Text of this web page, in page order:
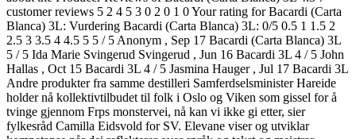
customer reviews 5 2 4 5 3 0 2 0 1 0 Your rating for Bacardi (Carta
Blanca) 3L: Vurdering Bacardi (Carta Blanca) 3L: 0/5 0.5 1 1.5 2
2.5 3 3.5 4 4.5 5 5 / 5 Anonym , Sep 17 Bacardi (Carta Blanca) 3L
5 / 5 Ida Marie Svingerud Svingerud , Jun 16 Bacardi 3L 4 / 5 John
Hallas , Oct 15 Bacardi 3L 4 / 5 Jasmina Hauger , Jul 17 Bacardi 3L
Andre produkter fra samme destilleri Samferdselsminister Hareide
holder nå kollektivtilbudet til folk i Oslo og Viken som gissel for å
tvinge gjennom Frps monstervei, nå kan vi ikke gi etter, sier
fylkesråd Camilla Eidsvold for SV. Elevane viser og utviklar